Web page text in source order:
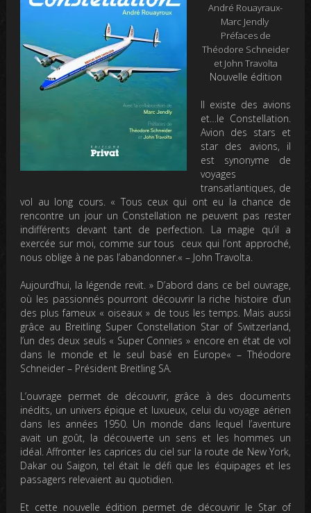
André Rouayraux-
Marc Jendly
Préfaces de
Théodore Schneider
et John Travolta
Nouvelle édition
Il existe des avions
et…le Constellation.
Avion des stars et
star des avions, il
est synonyme de
voyages
transatlantiques, de
vol au long cours. « Tous ceux qui ont eu la chance de
rencontre un jour un Constellation ne peuvent pas rester
indifférents devant tant de perfection. La magie qu’il a
exercée sur moi, comme sur tous ceux qui l’ont approché,
nous oblige à ne pas l’abandonner.« – John Travolta.
Aujourd’hui, la légende revit. » D’abord dans ce bel ouvrage,
où les passionnés pourront découvrir la riche histoire d’un
des plus fameux « oiseaux » de tous les temps. Mais aussi
grâce au Breitling Super Constellation Star of Switzerland,
l’un des deux seuls « Super Connies » encore en état de vol
dans le monde et le seul basé en Europe« – Théodore
Schneider – Président Breitling SA.
L’ouvrage permet de découvrir, grâce à des documents
inédits, un univers épique et luxueux, celui du voyage aérien
dans les années 1950. Un monde dans lequel l’aventure
avait un goût, la découverte un sens et les hommes un
idéal. Affronter les caprices du ciel sur la route de New York,
Dakar ou Saigon, tel était le défi que les équipages et les
passagers relevaient au quotidien.
Et cette nouvelle édition permet de découvrir le Star of